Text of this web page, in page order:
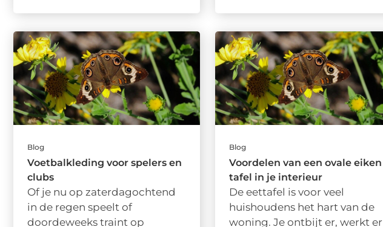
Blog
Voetbalkleding voor spelers en
clubs
Of je nu op zaterdagochtend
in de regen speelt of
doordeweeks traint op
Blog
Voordelen van een ovale eiken
tafel in je interieur
De eettafel is voor veel
huishoudens het hart van de
woning. Je ontbijt er, werkt er